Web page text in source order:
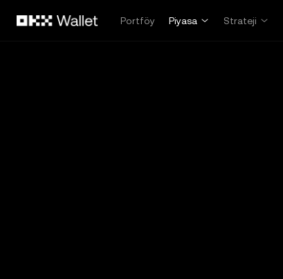
Portföy
Piyasa Strateji